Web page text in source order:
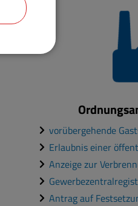
vorübergehende
Erlaubnis einer
Anzeige zur
Antrag auf